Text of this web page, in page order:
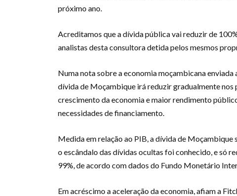
próximo ano.
Acreditamos que a dívida pública vai reduzir de
analistas desta consultora detida pelos mesmos
Numa nota sobre a economia moçambicana
dívida de Moçambique irá reduzir gradualmente
crescimento da economia e maior rendimento
necessidades de financiamento.
Medida em relação ao PIB, a dívida de Moçambique
o escândalo das dívidas ocultas foi conhecido, e só
99%, de acordo com dados do Fundo Monetário
Em acréscimo a aceleração da economia, afiam a